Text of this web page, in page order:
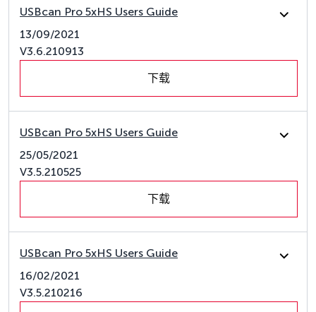
USBcan Pro 5xHS Users Guide
13/09/2021
V3.6.210913
下载
USBcan Pro 5xHS Users Guide
25/05/2021
V3.5.210525
下载
USBcan Pro 5xHS Users Guide
16/02/2021
V3.5.210216